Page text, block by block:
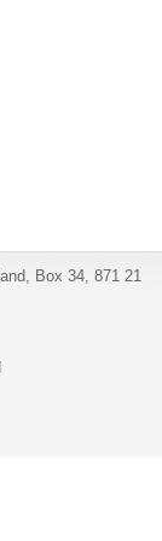
Box 34, 871 21